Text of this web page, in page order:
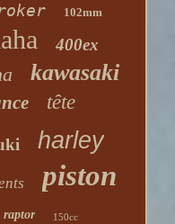
102mm
400ex
kawasaki
tête
harley
piston
raptor 150cc